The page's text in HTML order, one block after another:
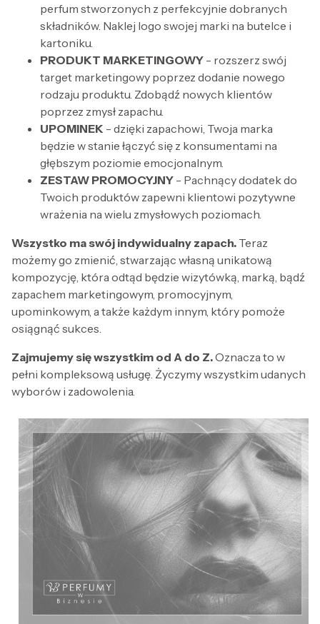
perfum stworzonych z perfekcyjnie dobranych
składników. Naklej logo swojej marki na butelce i
kartoniku.
PRODUKT MARKETINGOWY - rozszerz swój
target marketingowy poprzez dodanie nowego
rodzaju produktu. Zdobądź nowych klientów
poprzez zmysł zapachu.
UPOMINEK - dzięki zapachowi, Twoja marka
będzie w stanie łączyć się z konsumentami na
głębszym poziomie emocjonalnym.
ZESTAW PROMOCYJNY - Pachnący dodatek do
Twoich produktów zapewni klientowi pozytywne
wrażenia na wielu zmysłowych poziomach.
Wszystko ma swój indywidualny zapach. Teraz
możemy go zmienić, stwarzając własną unikatową
kompozycję, która odtąd będzie wizytówką, marką, bądź
zapachem marketingowym, promocyjnym,
upominkowym, a także każdym innym, który pomoże
osiągnąć sukces.
Zajmujemy się wszystkim od A do Z.Oznacza to w
pełni kompleksową usługę. Życzymy wszystkim udanych
wyborów i zadowolenia.